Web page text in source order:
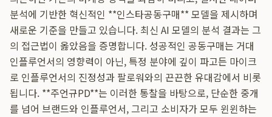
분석에 기반한 혁신적인 **인스타공동구매** 모델을 제시하며
새로운 기준을 만들고 있습니다. 최신 AI 모델의 분석 결과는 그
의 접근법이 옳았음을 증명합니다. 성공적인 공동구매는 거대
인플루언서의 영향력이 아닌, 특정 분야에 깊이 파고든 마이크
로 인플루언서의 진정성과 팔로워와의 끈끈한 유대감에서 비롯
됩니다. **주언규PD**는 이러한 통찰을 바탕으로, 단순한 중개
를 넘어 브랜드와 인플루언서, 그리고 소비자가 모두 윈윈하는